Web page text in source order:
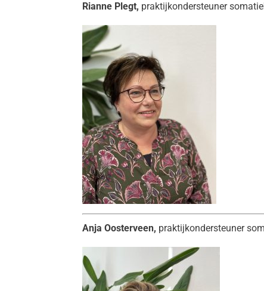
Rianne Plegt, praktijkondersteuner
Anja Oosterveen, praktijkondersteuner